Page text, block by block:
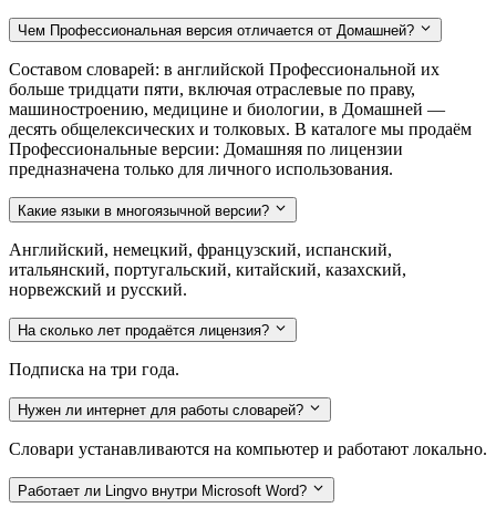
Чем Профессиональная версия отличается от Домашней?
Составом словарей: в английской Профессиональной их
больше тридцати пяти, включая отраслевые по праву,
машиностроению, медицине и биологии, в Домашней —
десять общелексических и толковых. В каталоге мы продаём
Профессиональные версии: Домашняя по лицензии
предназначена только для личного использования.
Какие языки в многоязычной версии?
Английский, немецкий, французский, испанский,
итальянский, португальский, китайский, казахский,
норвежский и русский.
На сколько лет продаётся лицензия?
Подписка на три года.
Нужен ли интернет для работы словарей?
Словари устанавливаются на компьютер и работают локально.
Работает ли Lingvo внутри Microsoft Word?